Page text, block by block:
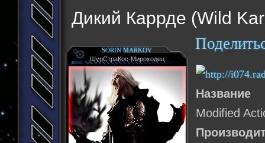
Дикий Каррде (Wild
SORIN MARKOV
ШурСтраКос-Мироходец
Название
Modified